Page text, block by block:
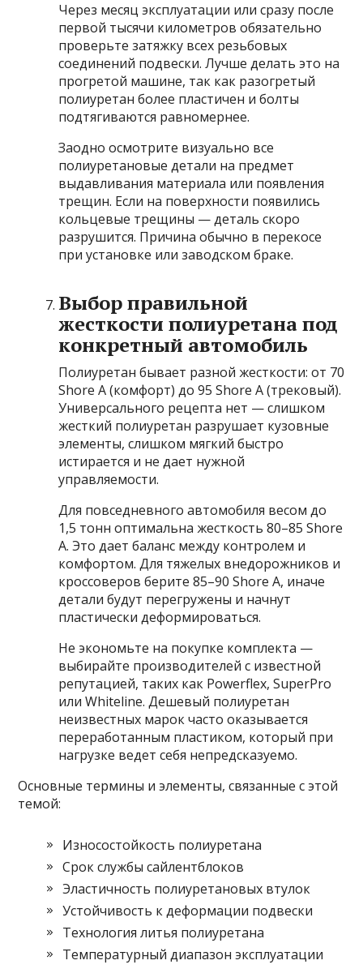
Через месяц эксплуатации или сразу после
первой тысячи километров обязательно
проверьте затяжку всех резьбовых
соединений подвески. Лучше делать это на
прогретой машине, так как разогретый
полиуретан более пластичен и болты
подтягиваются равномернее.
Заодно осмотрите визуально все
полиуретановые детали на предмет
выдавливания материала или появления
трещин. Если на поверхности появились
кольцевые трещины — деталь скоро
разрушится. Причина обычно в перекосе
при установке или заводском браке.
Выбор правильной
жесткости полиуретана под
конкретный автомобиль
Полиуретан бывает разной жесткости: от 70
Shore A (комфорт) до 95 Shore A (трековый).
Универсального рецепта нет — слишком
жесткий полиуретан разрушает кузовные
элементы, слишком мягкий быстро
истирается и не дает нужной
управляемости.
Для повседневного автомобиля весом до
1,5 тонн оптимальна жесткость 80–85 Shore
A. Это дает баланс между контролем и
комфортом. Для тяжелых внедорожников и
кроссоверов берите 85–90 Shore A, иначе
детали будут перегружены и начнут
пластически деформироваться.
Не экономьте на покупке комплекта —
выбирайте производителей с известной
репутацией, таких как Powerflex, SuperPro
или Whiteline. Дешевый полиуретан
неизвестных марок часто оказывается
переработанным пластиком, который при
нагрузке ведет себя непредсказуемо.
Основные термины и элементы, связанные с этой
темой:
Износостойкость полиуретана
Срок службы сайлентблоков
Эластичность полиуретановых втулок
Устойчивость к деформации подвески
Технология литья полиуретана
Температурный диапазон эксплуатации